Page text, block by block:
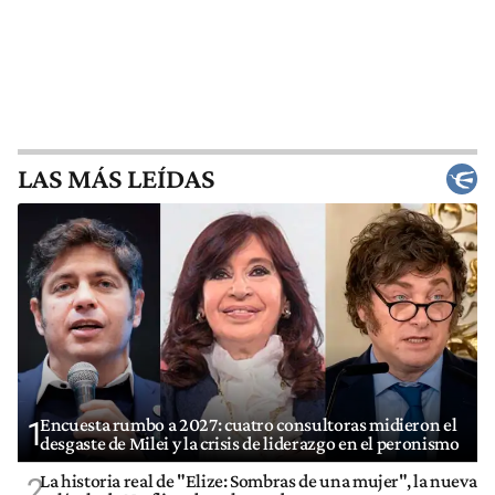
LAS MÁS LEÍDAS
1Encuesta rumbo a 2027: cuatro consultoras midieron el
desgaste de Milei y la crisis de liderazgo en el peronismo
La historia real de "Elize: Sombras de una mujer", la nueva